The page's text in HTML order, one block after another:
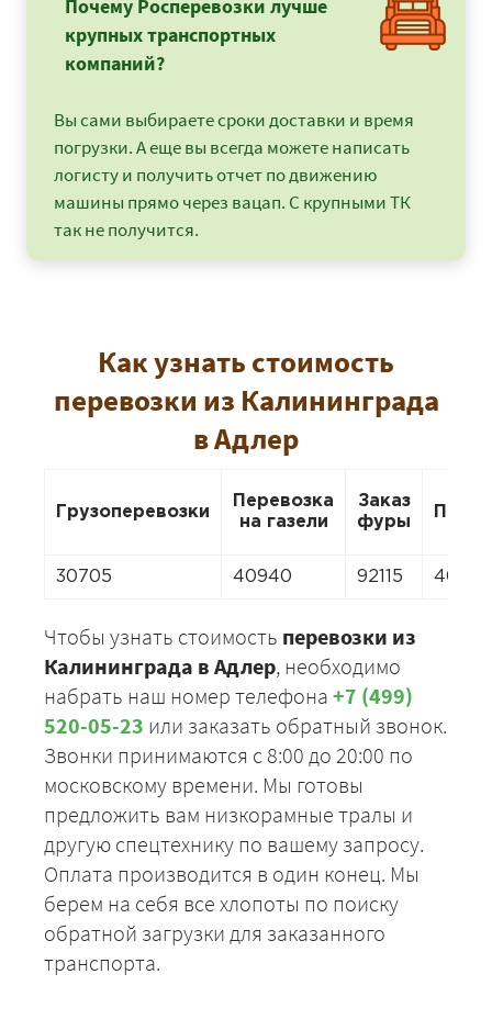
Почему Росперевозки лучше
крупных транспортных
компаний?
Вы сами выбираете сроки доставки и время
погрузки. А еще вы всегда можете написать
логисту и получить отчет по движению
машины прямо через вацап. С крупными ТК
так не получится.
Как узнать стоимость
перевозки из Калининграда
в Адлер
Грузоперевозки
Перевозка
на газели
Заказ
фуры
30705 40940 92115 40940
Чтобы узнать стоимость перевозки из
Калининграда в Адлер, необходимо
набрать наш номер телефона +7 (499)
520-05-23 или заказать обратный звонок.
Звонки принимаются с 8:00 до 20:00 по
московскому времени. Мы готовы
предложить вам низкорамные тралы и
другую спецтехнику по вашему запросу.
Оплата производится в один конец. Мы
берем на себя все хлопоты по поиску
обратной загрузки для заказанного
транспорта.